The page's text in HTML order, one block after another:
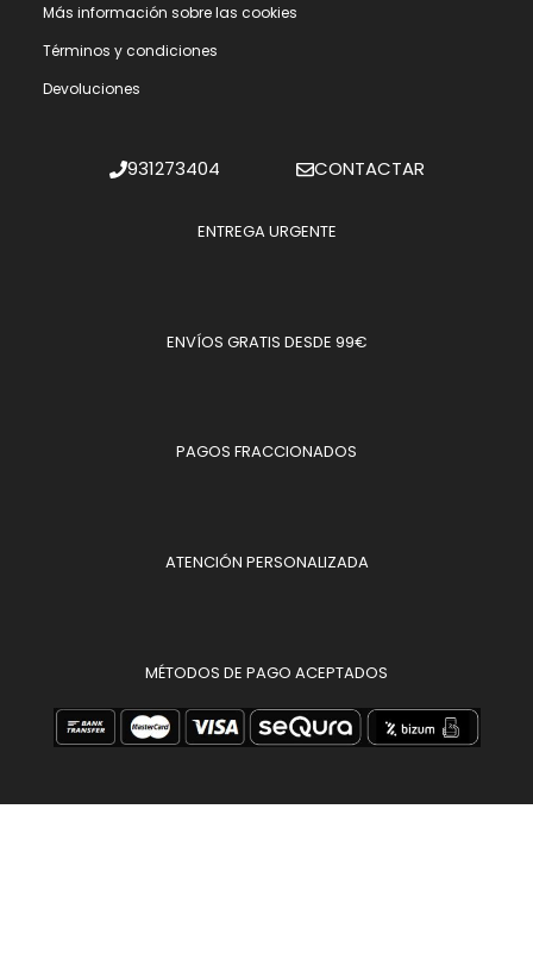
Más información sobre las cookies
Términos y condiciones
Devoluciones
931273404 CONTACTAR
ENTREGA URGENTE
ENVÍOS GRATIS DESDE 99€
PAGOS FRACCIONADOS
ATENCIÓN PERSONALIZADA
MÉTODOS DE PAGO ACEPTADOS